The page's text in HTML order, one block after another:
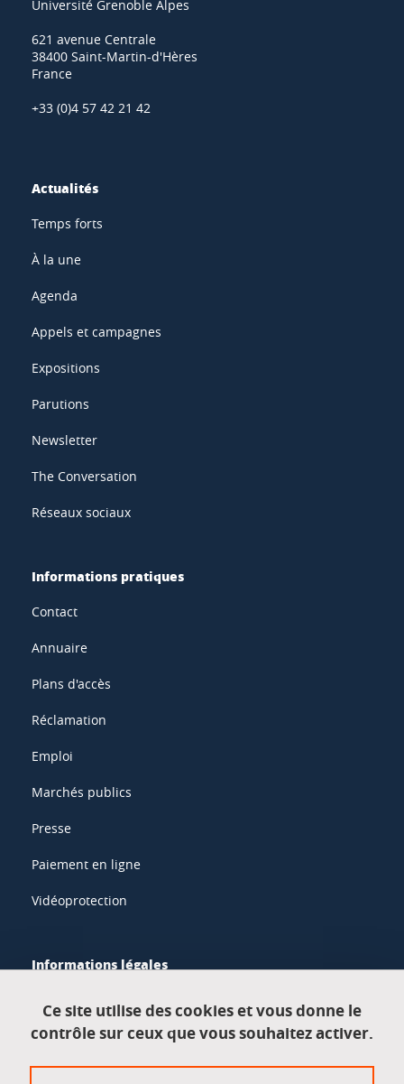
Université Grenoble Alpes
621 avenue Centrale
38400 Saint-Martin-d'Hères
France
+33 (0)4 57 42 21 42
Actualités
Temps forts
À la une
Agenda
Appels et campagnes
Expositions
Parutions
Newsletter
The Conversation
Réseaux sociaux
Informations pratiques
Contact
Annuaire
Plans d'accès
Réclamation
Emploi
Marchés publics
Presse
Paiement en ligne
Vidéoprotection
Informations légales
Données personnelles
Crédits
Ce site utilise des cookies et vous donne le
contrôle sur ceux que vous souhaitez activer.